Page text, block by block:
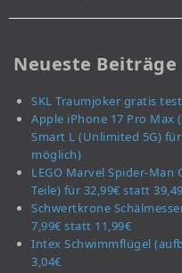
Neueste Beiträge
SKL Traumjoker gratis
Apple iPhone 17 Pro Max
Smart L (Unlimited 5G)
möglich)
LEGO Marvel Spider-
Teile) für 32,99€ statt
Schwertkrone
7,99€ statt 11,99€
Intex Schwimmflügel
3,04€